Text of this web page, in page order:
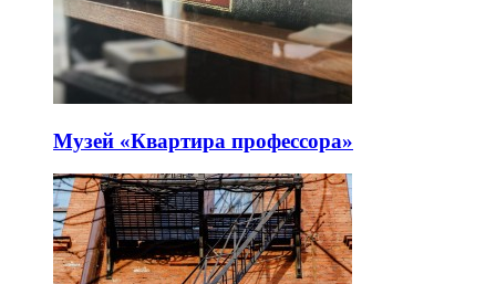
Музей «Квартира профессора»